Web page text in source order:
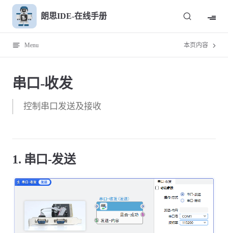
Skip to content朗思IDE-在线手册
Menu 本页内容
串口-收发
控制串口发送及接收
1. 串口-发送